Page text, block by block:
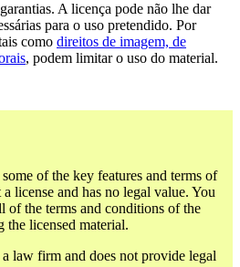
A licença pode não lhe dar
para o uso pretendido. Por
como direitos de imagem, de
, podem limitar o uso do material.
of the key features and terms of
license and has no legal value. You
of the terms and conditions of the
the licensed material.
law firm and does not provide legal